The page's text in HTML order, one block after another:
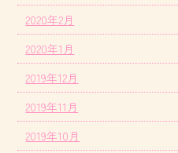
2020年2月
2020年1月
2019年12月
2019年11月
2019年10月